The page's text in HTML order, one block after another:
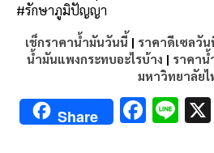
#รักษาภูมิปัญญา
เช็กราคาน้ำมันวันนี้ | ราคาดีเซลวัน
น้ำมันแพงกระทบอะไรบ้าง | ราคาน้
มหาวิทยาลัยไ
Share F Li